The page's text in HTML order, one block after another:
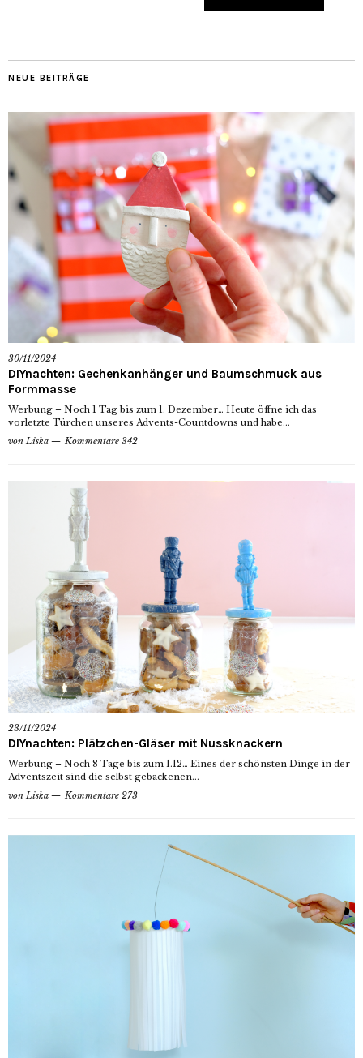
NEUE BEITRÄGE
30/11/2024
DIYnachten: Gechenkanhänger und Baumschmuck aus
Formmasse
Werbung – Noch 1 Tag bis zum 1. Dezember… Heute öffne ich das
vorletzte Türchen unseres Advents-Countdowns und habe...
von Liska Kommentare 342
23/11/2024
DIYnachten: Plätzchen-Gläser mit Nussknackern
Werbung – Noch 8 Tage bis zum 1.12… Eines der schönsten Dinge in der
Adventszeit sind die selbst gebackenen...
von Liska Kommentare 273